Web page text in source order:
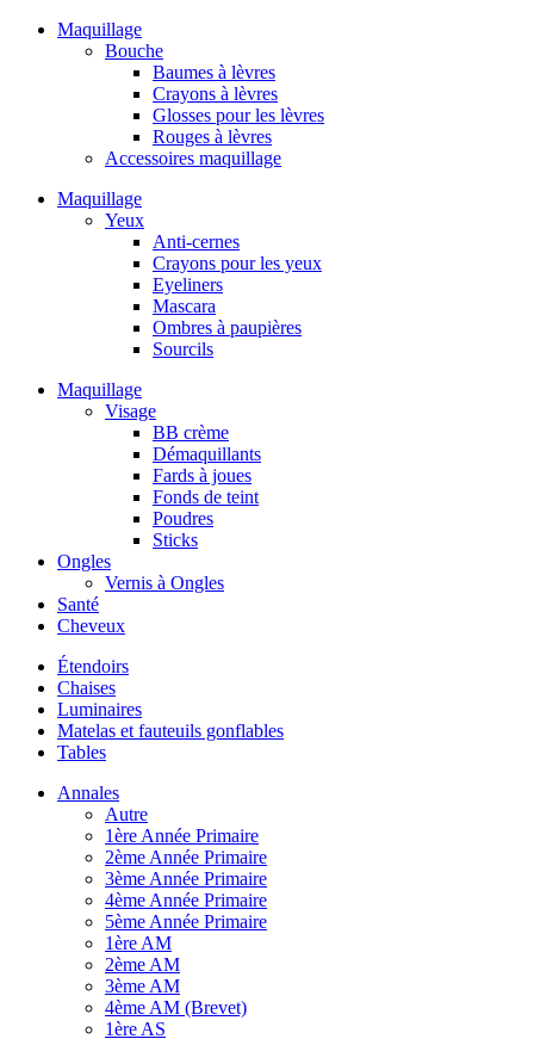
Maquillage
Bouche
Baumes à lèvres
Crayons à lèvres
Glosses pour les lèvres
Rouges à lèvres
Accessoires maquillage
Maquillage
Yeux
Anti-cernes
Crayons pour les yeux
Eyeliners
Mascara
Ombres à paupières
Sourcils
Maquillage
Visage
BB crème
Démaquillants
Fards à joues
Fonds de teint
Poudres
Sticks
Ongles
Vernis à Ongles
Santé
Cheveux
Étendoirs
Chaises
Luminaires
Matelas et fauteuils gonflables
Tables
Annales
Autre
1ère Année Primaire
2ème Année Primaire
3ème Année Primaire
4ème Année Primaire
5ème Année Primaire
1ère AM
2ème AM
3ème AM
4ème AM (Brevet)
1ère AS